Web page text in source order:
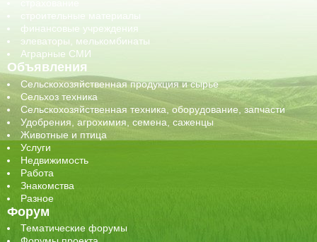
строительные материалы
финансовые учреждения
элеваторы, мелькомбинаты
Аграрные СМИ
Объявления
Сельскохозяйственная продукция и сырье
Сельхоз техника
Сельскохозяйственная техника, оборудование, запчасти
Удобрения, агрохимия, семена, саженцы
Животные и птица
Услуги
Недвижимость
Работа
Знакомства
Разное
Форум
Тематические форумы